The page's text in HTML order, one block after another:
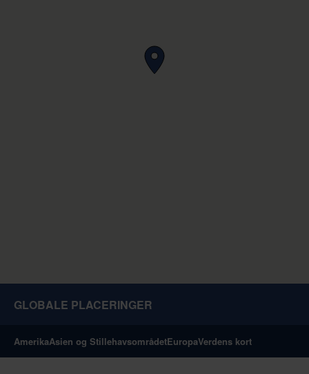
GLOBALE PLACERINGER
AmerikaAsien og StillehavsområdetEuropaVerdens kort